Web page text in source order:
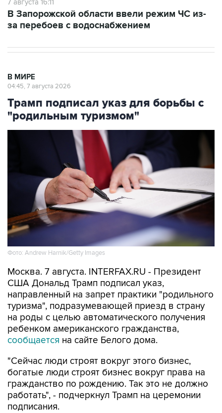
7 августа 16:11
В Запорожской области ввели режим ЧС из-
за перебоев с водоснабжением
В МИРЕ
04:45, 7 августа 2026
Трамп подписал указ для борьбы с
"родильным туризмом"
Фото: Andrew Harnik/Getty Images
Москва. 7 августа. INTERFAX.RU - Президент
США Дональд Трамп подписал указ,
направленный на запрет практики "родильного
туризма", подразумевающей приезд в страну
на роды с целью автоматического получения
ребенком американского гражданства,
сообщается на сайте Белого дома.
"Сейчас люди строят вокруг этого бизнес,
богатые люди строят бизнес вокруг права на
гражданство по рождению. Так это не должно
работать", - подчеркнул Трамп на церемонии
подписания.